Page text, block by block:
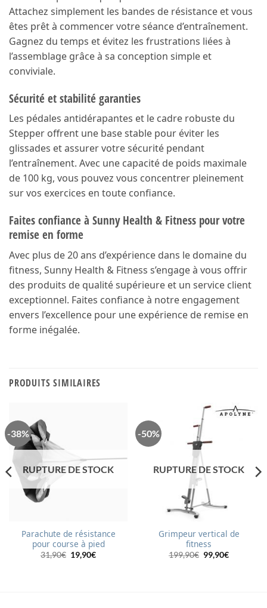
Attachez simplement les bandes de résistance et vous
êtes prêt à commencer votre séance d’entraînement.
Gagnez du temps et évitez les frustrations liées à
l’assemblage grâce à sa conception simple et
conviviale.
Sécurité et stabilité garanties
Les pédales antidérapantes et le cadre robuste du
Stepper offrent une base stable pour éviter les
glissades et assurer votre sécurité pendant
l’entraînement. Avec une capacité de poids maximale
de 100 kg, vous pouvez vous concentrer pleinement
sur vos exercices en toute confiance.
Faites confiance à Sunny Health & Fitness pour votre
remise en forme
Avec plus de 20 ans d’expérience dans le domaine du
fitness, Sunny Health & Fitness s’engage à vous offrir
des produits de qualité supérieure et un service client
exceptionnel. Faites confiance à notre engagement
envers l’excellence pour une expérience de remise en
forme inégalée.
PRODUITS SIMILAIRES
-38%
RUPTURE DE STOCK
Parachute de résistance
pour course à pied
31,90€ Le
prix
19,90€Le
-50%
RUPTURE DE STOCK
Grimpeur vertical de
fitness
199,90€ Le
prix
99,90€Le